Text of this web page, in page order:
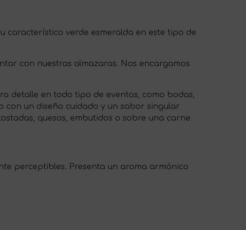
característico verde esmeralda en este tipo de
con nuestras almazaras. Nos encargamos
detalle en todo tipo de eventos, como bodas,
con un diseño cuidado y un sabor singular
quesos, embutidos o sobre una carne
perceptibles. Presenta un aroma armónico